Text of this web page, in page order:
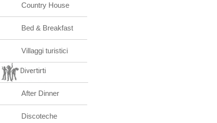
Country House
Bed & Breakfast
Villaggi turistici
Divertirti
After Dinner
Discoteche